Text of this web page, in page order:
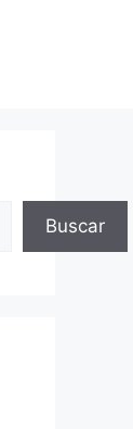
Buscar